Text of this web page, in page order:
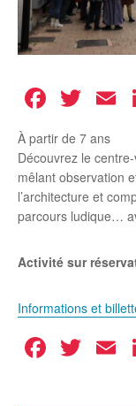
À partir de 7 ans
Découvrez le
mêlant observation
l’architecture et
parcours ludique…
Activité sur
Informations et